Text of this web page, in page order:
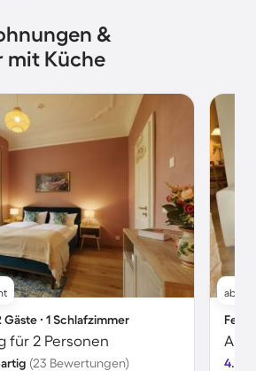
&
mit Küche
∙ 1 Schlafzimmer
für 2 Personen
(23 Bewertungen)
ab
4.7